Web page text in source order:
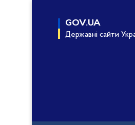
GOV.UA
Державні сайти